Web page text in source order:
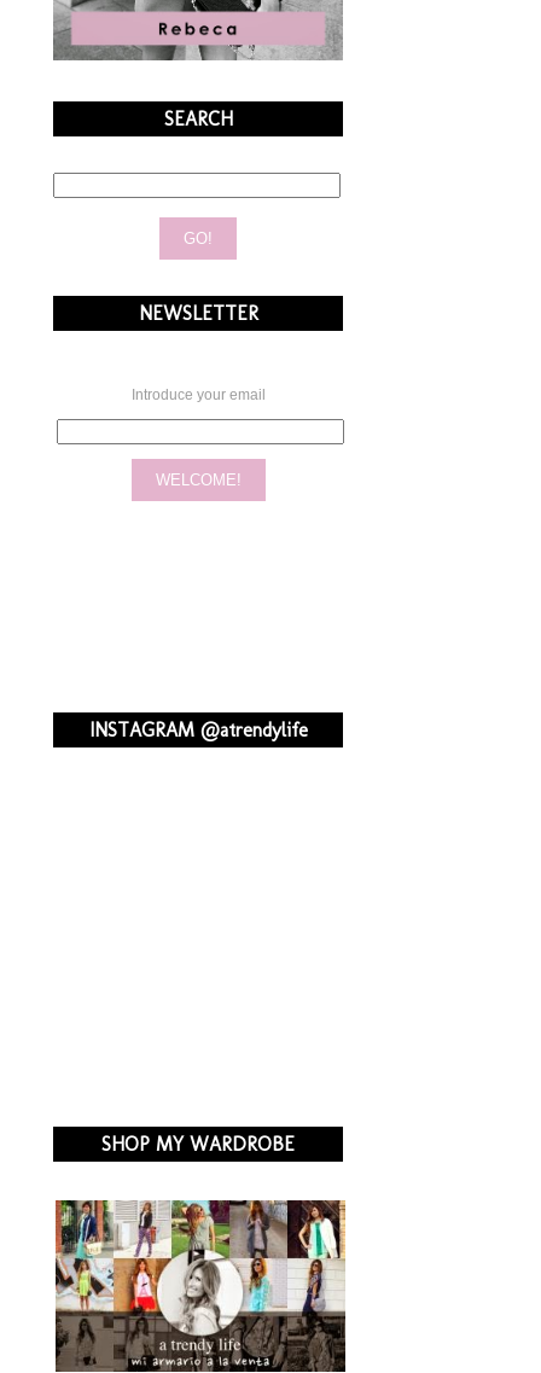
SEARCH
NEWSLETTER
Introduce your email
INSTAGRAM @atrendylife
SHOP MY WARDROBE